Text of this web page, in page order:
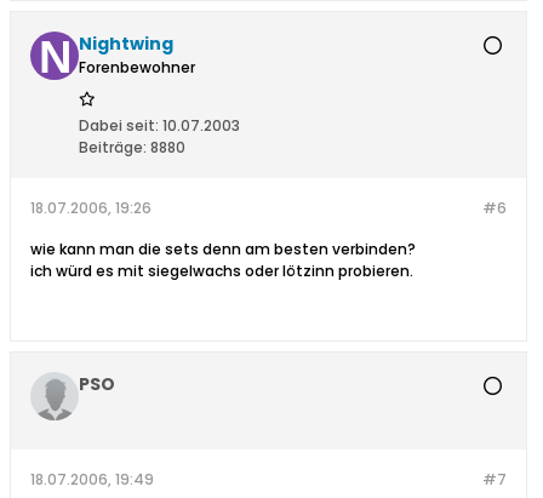
Nightwing
Forenbewohner
Dabei seit: 10.07.2003
Beiträge: 8880
#6
18.07.2006, 19:26
wie kann man die sets denn am besten verbinden?
ich würd es mit siegelwachs oder lötzinn probieren.
PSO
#7
18.07.2006, 19:49